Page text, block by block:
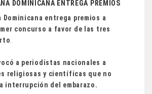
DOMINICANA ENTREGA PREMIOS
entrega premios a
concurso a favor de las tres
.
a periodistas nacionales a
religiosas y científicas que no
interrupción del embarazo.